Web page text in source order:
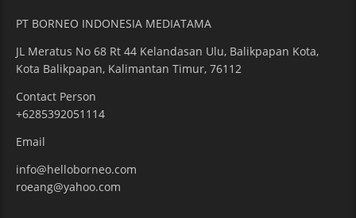
PT BORNEO INDONESIA MEDIATAMA
JL Meratus No 68 Rt 44 Kelandasan Ulu, Balikpapan Kota,
Kota Balikpapan, Kalimantan Timur, 76112
Contact Person
+6285392051114
Email
info@helloborneo.com
roeang@yahoo.com